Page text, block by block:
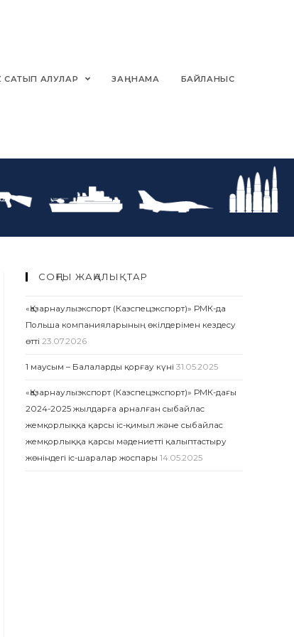
САТЫП АЛУЛАР ЗАҢНАМА БАЙЛАНЫС
СОҢҒЫ ЖАҢАЛЫҚТАР
«Қазарнаулыэкспорт (Казспецэкспорт)» РМК-да
Польша компанияларының өкілдерімен кездесу
өтті 23.07.2026
1 маусым – Балаларды қорғау күні 31.05.2025
«Қазарнаулыэкспорт (Казспецэкспорт)» РМК-дағы
2024-2025 жылдарға арналған сыбайлас
жемқорлыққа қарсы іс-қимыл және сыбайлас
жемқорлыққа қарсы мәдениетті қалыптастыру
жөніндегі іс-шаралар жоспары 14.05.2025